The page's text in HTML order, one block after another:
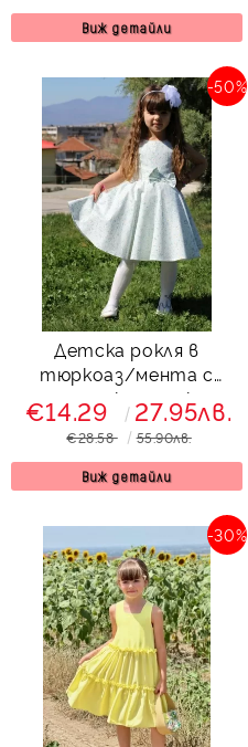
Виж детайли
Детска рокля в
тюркоаз/мента с
маргаритки тип клош
Вилина
-50%
€14.29 27.95лв.
€28.58 55.90лв.
Виж детайли
-30%